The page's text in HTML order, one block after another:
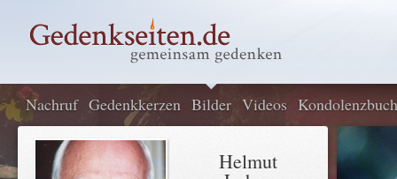
Nachruf Gedenkkerzen Bilder Videos Kondolenzbuch
Helmut